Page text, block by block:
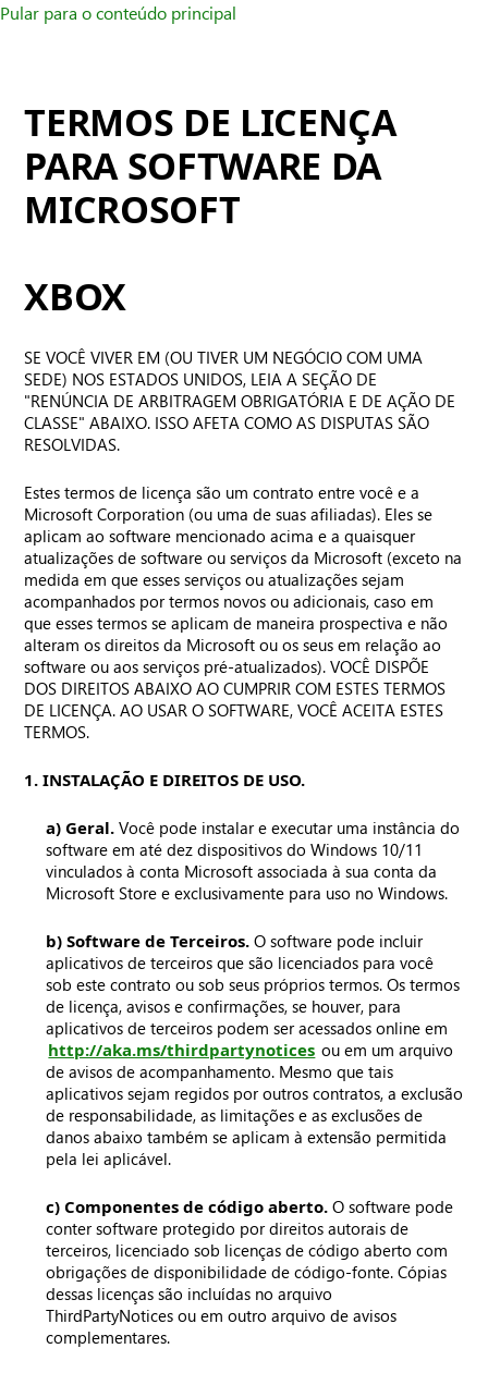
Pular para o conteúdo principal
TERMOS DE LICENÇA
PARA SOFTWARE DA
MICROSOFT
XBOX
SE VOCÊ VIVER EM (OU TIVER UM NEGÓCIO COM UMA
SEDE) NOS ESTADOS UNIDOS, LEIA A SEÇÃO DE
"RENÚNCIA DE ARBITRAGEM OBRIGATÓRIA E DE AÇÃO DE
CLASSE" ABAIXO. ISSO AFETA COMO AS DISPUTAS SÃO
RESOLVIDAS.
Estes termos de licença são um contrato entre você e a
Microsoft Corporation (ou uma de suas afiliadas). Eles se
aplicam ao software mencionado acima e a quaisquer
atualizações de software ou serviços da Microsoft (exceto na
medida em que esses serviços ou atualizações sejam
acompanhados por termos novos ou adicionais, caso em
que esses termos se aplicam de maneira prospectiva e não
alteram os direitos da Microsoft ou os seus em relação ao
software ou aos serviços pré-atualizados). VOCÊ DISPÕE
DOS DIREITOS ABAIXO AO CUMPRIR COM ESTES TERMOS
DE LICENÇA. AO USAR O SOFTWARE, VOCÊ ACEITA ESTES
TERMOS.
1. INSTALAÇÃO E DIREITOS DE USO.
a) Geral. Você pode instalar e executar uma instância do
software em até dez dispositivos do Windows 10/11
vinculados à conta Microsoft associada à sua conta da
Microsoft Store e exclusivamente para uso no Windows.
b) Software de Terceiros. O software pode incluir
aplicativos de terceiros que são licenciados para você
sob este contrato ou sob seus próprios termos. Os termos
de licença, avisos e confirmações, se houver, para
aplicativos de terceiros podem ser acessados online em
http://aka.ms/thirdpartynotices ou em um arquivo
de avisos de acompanhamento. Mesmo que tais
aplicativos sejam regidos por outros contratos, a exclusão
de responsabilidade, as limitações e as exclusões de
danos abaixo também se aplicam à extensão permitida
pela lei aplicável.
c) Componentes de código aberto. O software pode
conter software protegido por direitos autorais de
terceiros, licenciado sob licenças de código aberto com
obrigações de disponibilidade de código-fonte. Cópias
dessas licenças são incluídas no arquivo
ThirdPartyNotices ou em outro arquivo de avisos
complementares.